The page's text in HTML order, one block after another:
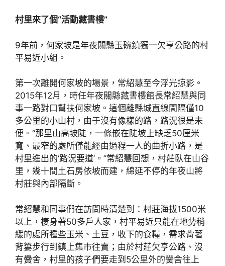
村里來了個“活動藏書樓”
9年前，何家坡是年夜關縣玉碗鎮獨一欠亨公路的村
平易近小組。
第一次離開何家坡的場景，常紹慧至今浮光掠影。
2015年12月，時任年夜關縣藏書樓館長常紹慧與同
事一路對口幫扶何家坡。這個離縣城直線間隔僅10
多公里的小山村，由于沒有像樣的路，路況很是未
便。“那里山高坡陡，一條嵌在陡坡上缺乏50厘米
寬、最窄的處所僅能經由過程一人的曲折小路，是
村里進出的‘路況要道’。”常紹慧回想，村莊臥在山谷
里，幾十間土石房依坡而建，綿延不停的年夜山將
村莊與內部隔斷。
常紹慧和同事們在訪問時清楚到：村莊海拔1500米
以上，棲身著50多戶人家，村平易近只能在地勢稍
緩的處所種些玉米、土豆，收下的食糧，需求背著
背簍步行到鎮上集市往賣；由於村莊欠亨公路、沒
有黌舍，村里的孩子們要走到5公里外的黌舍往上